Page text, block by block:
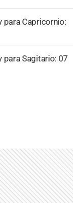
para Capricornio:
para Sagitario: 07